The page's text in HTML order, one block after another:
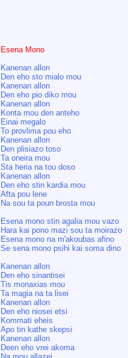
Esena Mono
Kanenan allon
Den eho sto mialo mou
Kanenan allon
Den eho pio diko mou
Kanenan allon
Konta mou den anteho
Einai megalo
To provlima pou eho
Kanenan allon
Den plisiazo toso
Ta oneira mou
Sta heria na tou doso
Kanenan allon
Den eho stin kardia mou
Afta pou lene
Na sou ta poun brosta mou
Esena mono stin agalia mou vazo
Hara kai pono mazi sou ta moirazo
Esena mono na m'akoubas afino
Se sena mono psihi kai soma dino
Kanenan allon
Den eho sinantisei
Tis monaxias mou
Ta magia na ta lisei
Kanenan allon
Den eho niosei etsi
Kommati eheis
Apo tin kathe skepsi
Kanenan allon
Deen eho vrei akoma